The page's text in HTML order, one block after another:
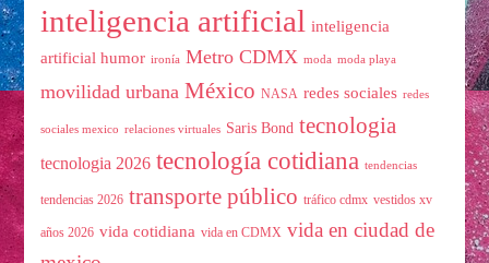
inteligencia artificial inteligencia
artificial humor ironía Metro CDMX moda moda playa
movilidad urbana México NASA redes sociales redes
sociales mexico relaciones virtuales Saris Bond tecnologia
tecnologia 2026 tecnología cotidiana tendencias
tendencias 2026 transporte público tráfico cdmx vestidos xv
años 2026 vida cotidiana vida en CDMX vida en ciudad de